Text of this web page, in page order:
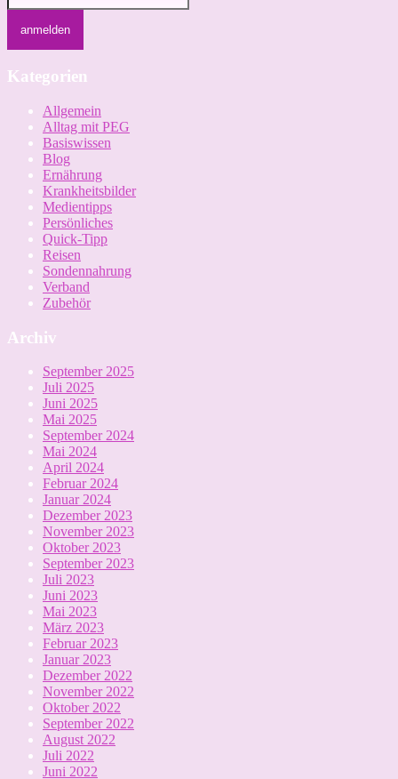
Kategorien
Allgemein
Alltag mit PEG
Basiswissen
Blog
Ernährung
Krankheitsbilder
Medientipps
Persönliches
Quick-Tipp
Reisen
Sondennahrung
Verband
Zubehör
Archiv
September 2025
Juli 2025
Juni 2025
Mai 2025
September 2024
Mai 2024
April 2024
Februar 2024
Januar 2024
Dezember 2023
November 2023
Oktober 2023
September 2023
Juli 2023
Juni 2023
Mai 2023
März 2023
Februar 2023
Januar 2023
Dezember 2022
November 2022
Oktober 2022
September 2022
August 2022
Juli 2022
Juni 2022